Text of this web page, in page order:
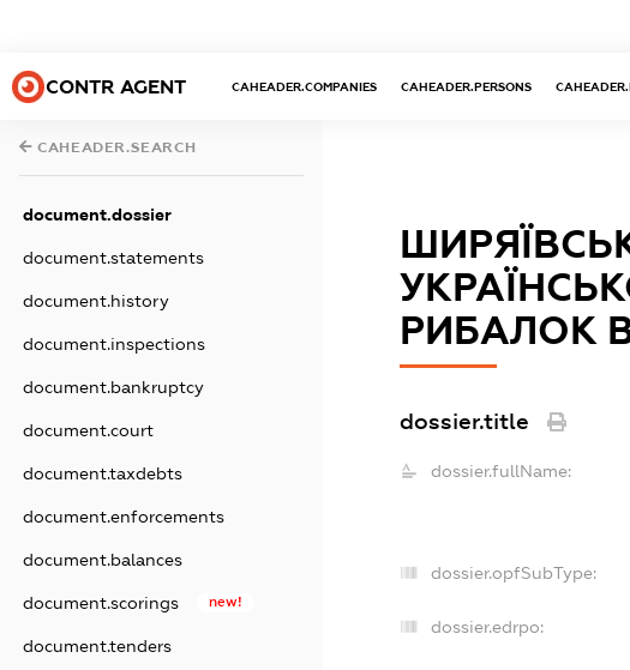
CONTR AGENT CAHEADER.COMPANIES CAHEADER.PERSONS
CAHEADER.SEARCH
document.dossier
document.statements
document.history
document.inspections
document.bankruptcy
document.court
document.taxdebts
document.enforcements
document.balances
document.scorings new!
document.tenders
РИБАЛОК
dossier.title
dossier.fullName:
dossier.opfSubType:
dossier.edrpo: